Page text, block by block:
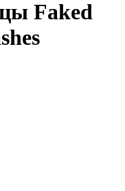
Faked